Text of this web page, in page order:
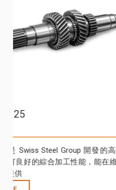
[特性] 是 Swiss Steel
鋼，主打良好的綜合加